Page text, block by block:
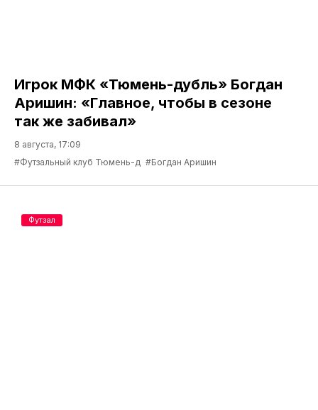
Игрок МФК «Тюмень-дубль» Богдан
Аришин: «Главное, чтобы в сезоне
так же забивал»
8 августа, 17:09
#Футзальный клуб Тюмень-д #Богдан Аришин
Футзал